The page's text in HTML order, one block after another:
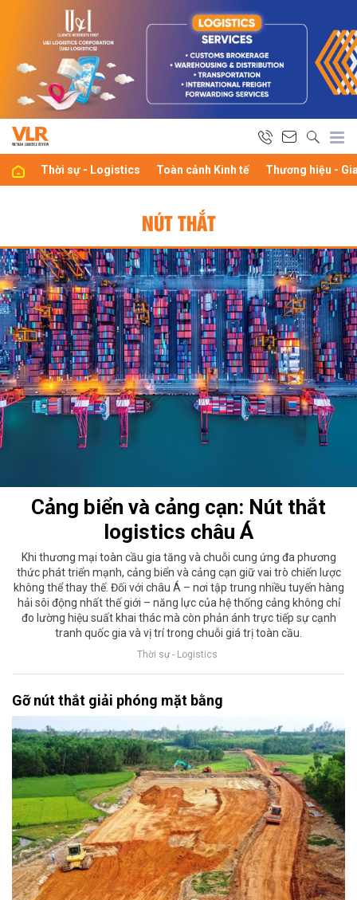
Thời sự - Logistics Toàn cảnh Kinh tế Thương hiệu -
NÚT THẮT
Cảng biển và cảng cạn: Nút thắt
logistics châu Á
Khi thương mại toàn cầu gia tăng và chuỗi cung ứng đa phương
thức phát triển mạnh, cảng biển và cảng cạn giữ vai trò chiến lược
không thể thay thế. Đối với châu Á – nơi tập trung nhiều tuyến hàng
hải sôi động nhất thế giới – năng lực của hệ thống cảng không chỉ
đo lường hiệu suất khai thác mà còn phản ánh trực tiếp sự cạnh
tranh quốc gia và vị trí trong chuỗi giá trị toàn cầu.
Thời sự - Logistics
Gỡ nút thắt giải phóng mặt bằng